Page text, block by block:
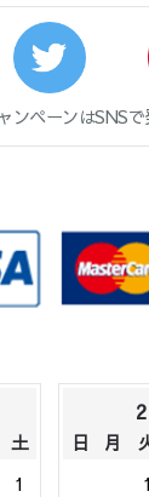
ンペーンはSNSで
土
1
日 月
1